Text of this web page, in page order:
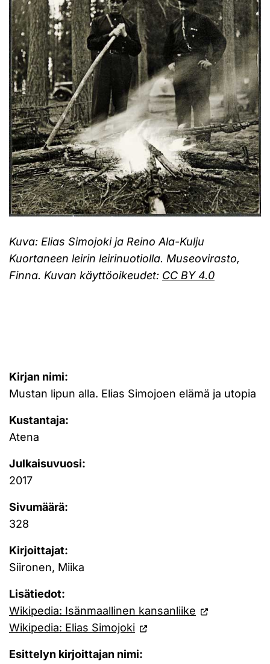
Kuva: Elias Simojoki ja Reino Ala-Kulju
Kuortaneen leirin leirinuotiolla. Museovirasto,
Finna. Kuvan käyttöoikeudet: CC BY 4.0
Kirjan nimi:
Mustan lipun alla. Elias Simojoen elämä ja utopia
Kustantaja:
Atena
Julkaisuvuosi:
2017
Sivumäärä:
328
Kirjoittajat:
Siironen, Miika
Lisätiedot:
Wikipedia: Isänmaallinen kansanliike
Wikipedia: Elias Simojoki
Esittelyn kirjoittajan nimi: